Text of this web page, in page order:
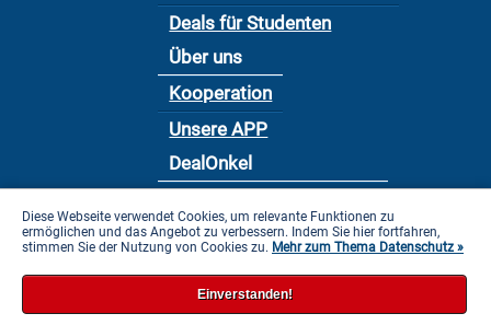
Deals für Studenten
Über uns
Kooperation
Unsere APP
DealOnkel
Datenschutzbestimmung
Impressum
Diese Webseite verwendet Cookies, um relevante Funktionen zu
ermöglichen und das Angebot zu verbessern. Indem Sie hier fortfahren,
stimmen Sie der Nutzung von Cookies zu. Mehr zum Thema Datenschutz »